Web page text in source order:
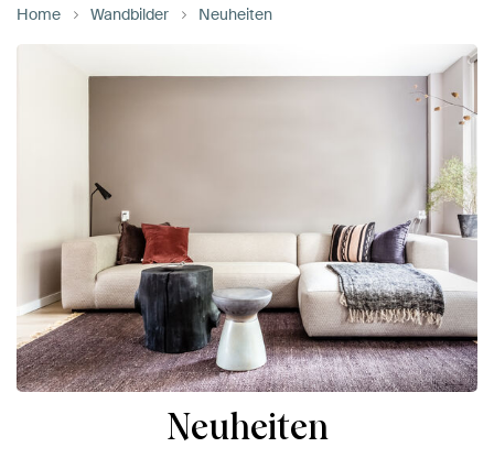
Home Wandbilder Neuheiten
Neuheiten